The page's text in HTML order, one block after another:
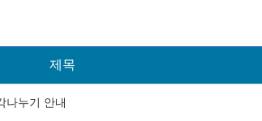
제목
나누기 안내